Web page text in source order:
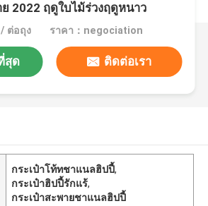
ย 2022 ฤดูใบไม้ร่วงฤดูหนาว
ต่อถุง ราคา：negociation
สุด ติดต่อเรา
กระเป๋าโท้ทชาแนลฮิปปี้,
กระเป๋าฮิปปี้รักแร้,
กระเป๋าสะพายชาแนลฮิปปี้